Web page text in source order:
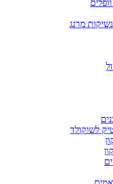
מרנג
לשוקולד